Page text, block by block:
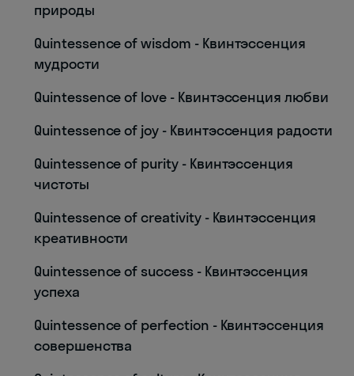
природы
Quintessence of wisdom - Квинтэссенция
мудрости
Quintessence of love - Квинтэссенция любви
Quintessence of joy - Квинтэссенция радости
Quintessence of purity - Квинтэссенция
чистоты
Quintessence of creativity - Квинтэссенция
креативности
Quintessence of success - Квинтэссенция
успеха
Quintessence of perfection - Квинтэссенция
совершенства